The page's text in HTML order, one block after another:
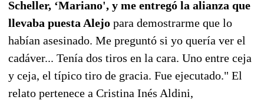
Scheller, ‘Mariano', y me entregó la alianza que
llevaba puesta Alejo para demostrarme que lo
habían asesinado. Me preguntó si yo quería ver el
cadáver... Tenía dos tiros en la cara. Uno entre ceja
y ceja, el típico tiro de gracia. Fue ejecutado." El
relato pertenece a Cristina Inés Aldini,